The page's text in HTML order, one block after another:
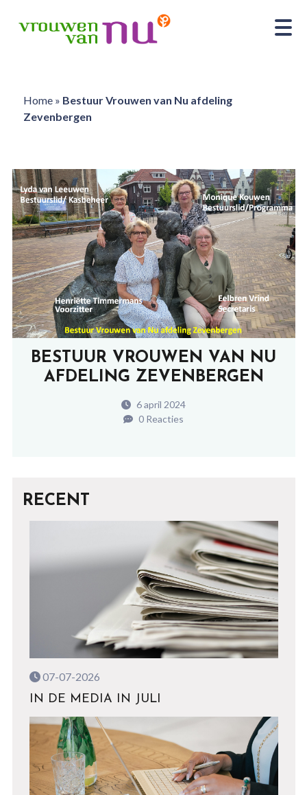
Home» Bestuur Vrouwen van Nu afdeling
Zevenbergen
BESTUUR VROUWEN VAN NU
AFDELING ZEVENBERGEN
6 april 2024
0 Reacties
RECENT
07-07-2026
IN DE MEDIA IN JULI